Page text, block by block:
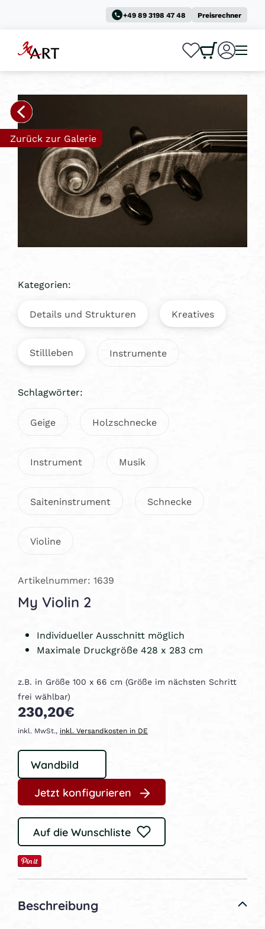
+49 89 3198 47 48 Preisrechner
0
Zurück zur Galerie
Kategorien:
Details und Strukturen Kreatives
Stillleben Instrumente
Schlagwörter:
Geige Holzschnecke
Instrument Musik
Saiteninstrument Schnecke
Violine
Artikelnummer: 1639
My Violin 2
Individueller Ausschnitt möglich
Maximale Druckgröße 428 x 283 cm
z.B. in Größe 100 x 66 cm (Größe im nächsten Schritt
frei wählbar)
230,20€
inkl. MwSt., inkl. Versandkosten in DE
Jetzt konfigurieren
Auf die Wunschliste
Beschreibung